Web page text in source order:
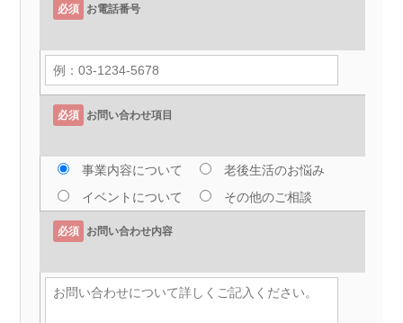
必須 お電話番号
必須 お問い合わせ項目
事業内容について
老後生活のお悩み
イベントについて
その他のご相談
必須 お問い合わせ内容